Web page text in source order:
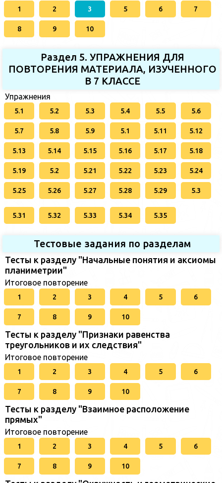
1 2 3 5 6 7
8 9 10
Раздел 5. УПРАЖНЕНИЯ ДЛЯ
ПОВТОРЕНИЯ МАТЕРИАЛА, ИЗУЧЕННОГО
В 7 КЛАССЕ
Упражнения
5.1 5.2 5.3 5.4 5.5 5.6
5.7 5.8 5.9 5.1 5.11 5.12
5.13 5.14 5.15 5.16 5.17 5.18
5.19 5.2 5.21 5.22 5.23 5.24
5.25 5.26 5.27 5.28 5.29 5.3
5.31 5.32 5.33 5.34 5.35
Тестовые задания по разделам
Тесты к разделу "Начальные понятия и аксиомы
планиметрии"
Итоговое повторение
1 2 3 4 5 6
7 8 9 10
Тесты к разделу "Признаки равенства
треугольников и их следствия"
Итоговое повторение
1 2 3 4 5 6
7 8 9 10
Тесты к разделу "Взаимное расположение
прямых"
Итоговое повторение
1 2 3 4 5 6
7 8 9 10